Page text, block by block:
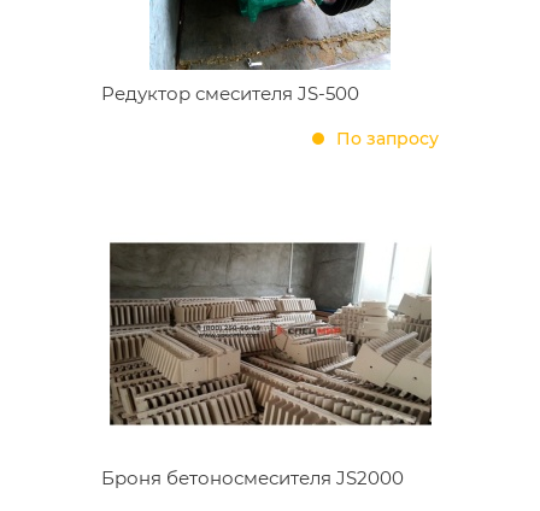
Редуктор смесителя JS-500
По запросу
Броня бетоносмесителя JS2000